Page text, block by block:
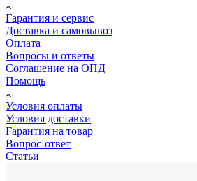
Гарантия и сервис
Доставка и самовывоз
Оплата
Вопросы и ответы
Соглашение на ОПД
Помощь
Условия оплаты
Условия доставки
Гарантия на товар
Вопрос-ответ
Статьи